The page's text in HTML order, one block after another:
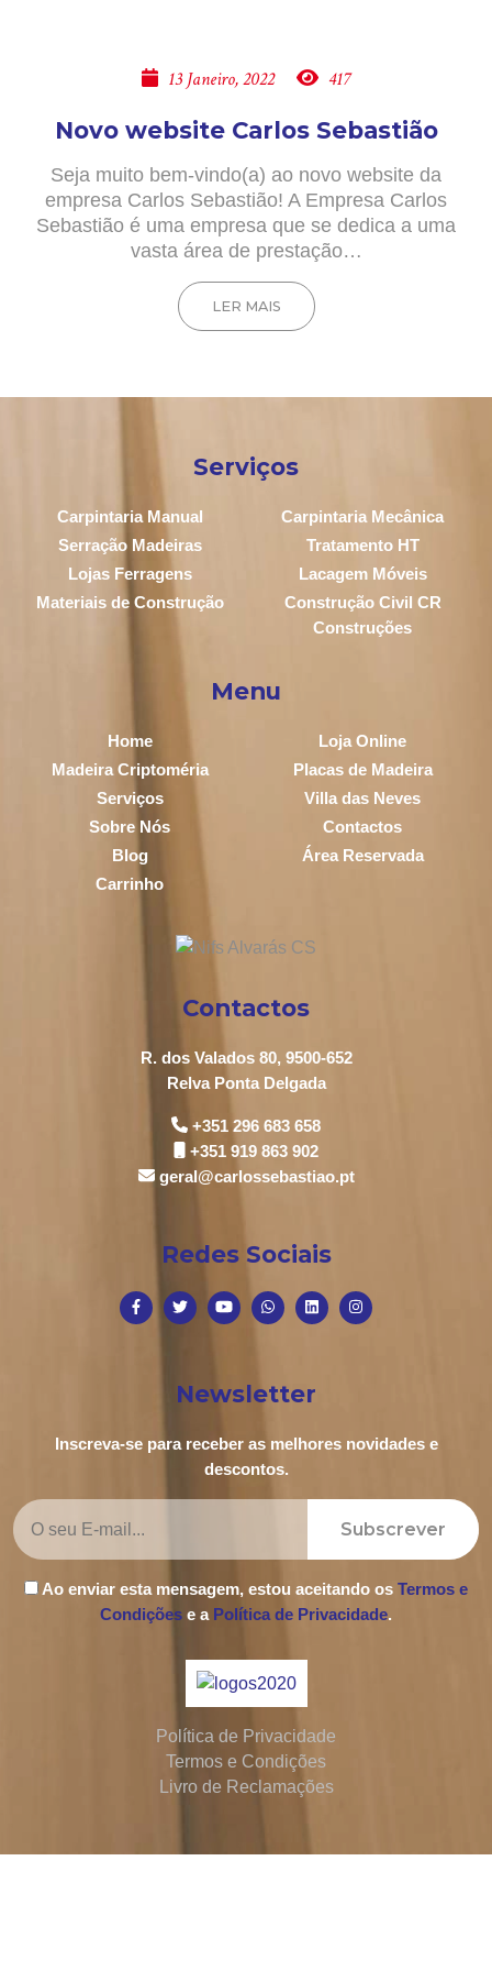
13 Janeiro, 2022 417
Novo website Carlos Sebastião
Seja muito bem-vindo(a) ao novo website da
empresa Carlos Sebastião! A Empresa Carlos
Sebastião é uma empresa que se dedica a uma
vasta área de prestação…
LER MAIS
Serviços
Carpintaria Manual
Carpintaria Mecânica
Serração Madeiras
Tratamento HT
Lojas Ferragens
Lacagem Móveis
Materiais de Construção
Construção Civil CR
Construções
Menu
Home
Loja Online
Madeira Criptoméria
Placas de Madeira
Serviços
Villa das Neves
Sobre Nós
Contactos
Blog
Área Reservada
Carrinho
Contactos
R. dos Valados 80, 9500-652
Relva Ponta Delgada
+351 296 683 658
+351 919 863 902
geral@carlossebastiao.pt
Redes Sociais
Newsletter
Inscreva-se para receber as melhores novidades e
descontos.
Subscrever
Ao enviar esta mensagem, estou aceitando os Termos e
Condições e a Política de Privacidade.
Política de Privacidade
Termos e Condições
Livro de Reclamações